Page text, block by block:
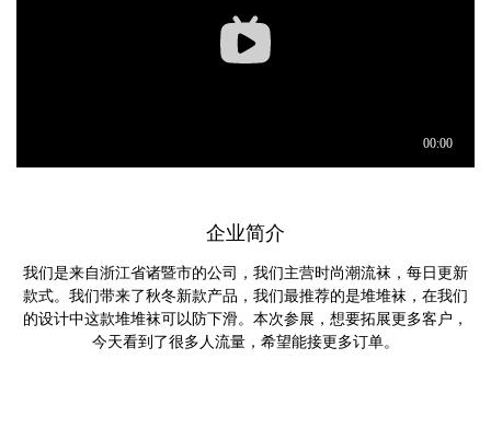
企业简介
我们是来自浙江省诸暨市的公司，我们主营时尚潮流袜，每日更新
款式。我们带来了秋冬新款产品，我们最推荐的是堆堆袜，在我们
的设计中这款堆堆袜可以防下滑。本次参展，想要拓展更多客户，
今天看到了很多人流量，希望能接更多订单。